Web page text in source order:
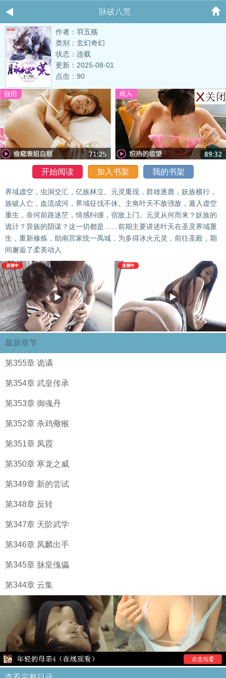
脉破八荒
作者：羽五殇
类别：玄幻奇幻
状态：连载
更新：2025-08-01
点击：90
开始阅读 加入书架 我的书架
界域虚空，虫洞交汇，亿族林立。元灵重现，群雄逐鹿，妖族横行，
族破人亡，血流成河，界域征伐不休。主角叶天不敌强敌，遁入虚空
重生，奈何前路迷茫，情感纠缠，宿敌上门。元灵从何而来？妖族的
诡计？异族的阴谋？这一切都是……前期主要讲述叶天在圣灵界域重
生，重新修炼，助南宫家统一禹城，为多得冰火元灵，前往圣殿，期
间邂逅了柔美动人
最新章节
第355章 诡谲
第354章 武皇传承
第353章 御魂丹
第352章 杀鸡儆猴
第351章 凤霞
第350章 寒龙之威
第349章 新的尝试
第348章 反转
第347章 天阶武学
第346章 凤麟出手
第345章 脉皇傀儡
第344章 云集